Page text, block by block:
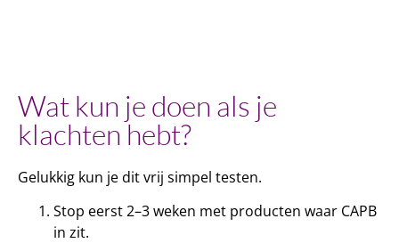
Wat kun je doen als je
klachten hebt?
Gelukkig kun je dit vrij simpel testen.
Stop eerst 2–3 weken met producten waar CAPB
in zit.